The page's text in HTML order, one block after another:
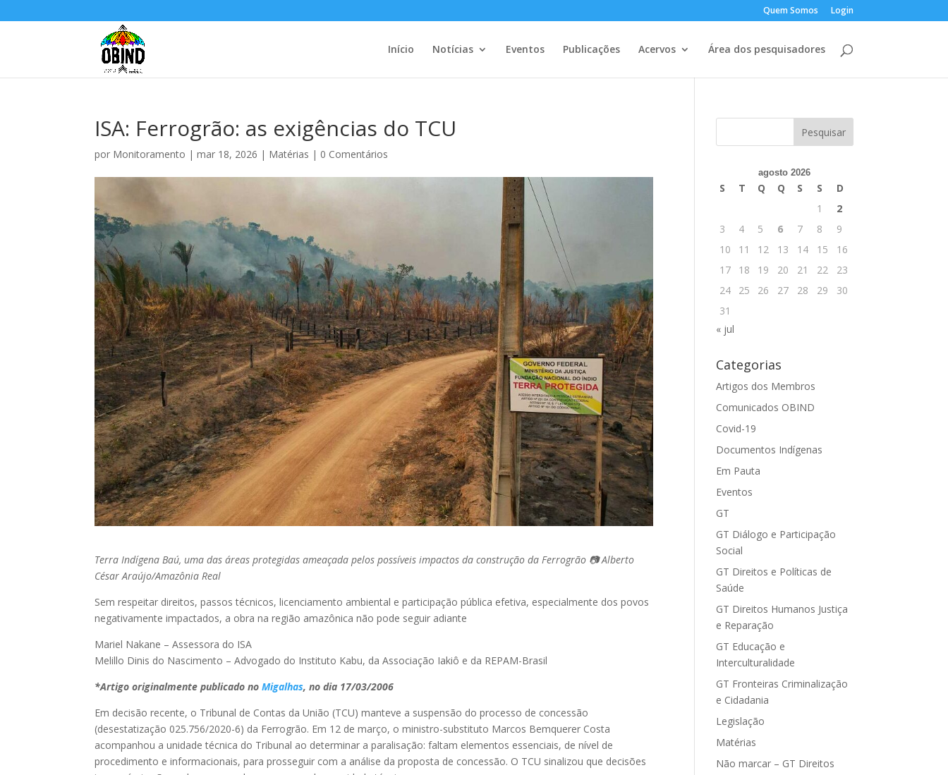
Quem Somos Login
Início Notícias Eventos Publicações Acervos Área dos pesquisadores
ISA: Ferrogrão: as exigências do TCU
por Monitoramento |mar 18, 2026 | Matérias | 0 Comentários
Terra Indígena Baú, uma das áreas protegidas ameaçada pelos possíveis impactos da construção da Ferrogrão 📷 Alberto
César Araújo/Amazônia Real
Sem respeitar direitos, passos técnicos, licenciamento ambiental e participação pública efetiva, especialmente dos povos
negativamente impactados, a obra na região amazônica não pode seguir adiante
Mariel Nakane – Assessora do ISA
Melillo Dinis do Nascimento – Advogado do Instituto Kabu, da Associação Iakiô e da REPAM-Brasil
*Artigo originalmente publicado noMigalhas, no dia 17/03/2006
Em decisão recente, o Tribunal de Contas da União (TCU) manteve a suspensão do processo de concessão
(desestatização 025.756/2020-6) da Ferrogrão. Em 12 de março, o ministro-substituto Marcos Bemquerer Costa
acompanhou a unidade técnica do Tribunal ao determinar a paralisação: faltam elementos essenciais, de nível de
procedimento e informacionais, para prosseguir com a análise da proposta de concessão. O TCU sinalizou que decisões
agosto 2026
S T Q Q S S
D
1
2
3
4 5 6 7 8
9
10
11 12 13 14 15
16
17
18 19 20 21 22
23
24
25 26 27 28 29
30
31
« jul
Categorias
Artigos dos Membros
Comunicados OBIND
Covid-19
Documentos Indígenas
Em Pauta
Eventos
GT
GT Diálogo e Participação
Social
GT Direitos e Políticas de
Saúde
GT Direitos Humanos Justiça
e Reparação
GT Educação e
Interculturalidade
GT Fronteiras Criminalização
e Cidadania
Legislação
Matérias
Não marcar – GT Direitos